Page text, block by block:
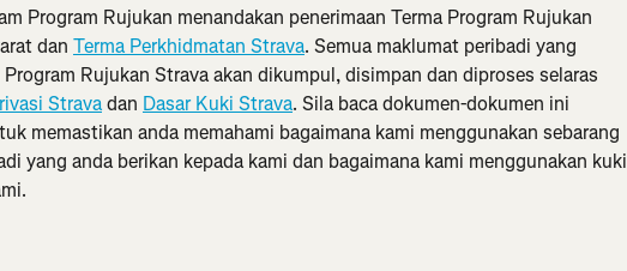
Program Rujukan menandakan penerimaan Terma Program Rujukan
dan Terma Perkhidmatan Strava. Semua maklumat peribadi yang
Rujukan Strava akan dikumpul, disimpan dan diproses selaras
Strava dan Dasar Kuki Strava. Sila baca dokumen-dokumen ini
memastikan anda memahami bagaimana kami menggunakan sebarang
yang anda berikan kepada kami dan bagaimana kami menggunakan kuki